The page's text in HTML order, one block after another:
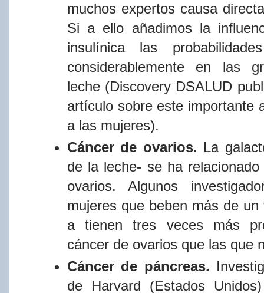
muchos expertos causa directa
Si a ello añadimos la
insulí​nica las
considerablemente
en las
leche (Discovery DSALUD
artí​culo sobre este importante
a las mujeres).
Cáncer de ovarios. La
de la leche- se ha relacionado
ovarios.
Algunos
mujeres que beben más de un
a tienen tres veces más
cáncer de ovarios que las que
Cáncer de páncreas.
de Harvard (Estados